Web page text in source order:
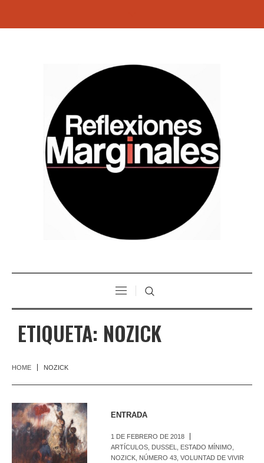
ETIQUETA: NOZICK
HOME NOZICK
ENTRADA
1 DE FEBRERO DE 2018
ARTÍCULOS DUSSEL ESTADO MÍNIMO
NOZICK NÚMERO 43 ,VOLUNTAD DE VIVIR